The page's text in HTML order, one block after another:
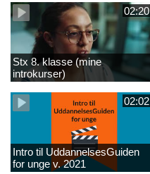
02:20
Stx 8. klasse (mine
introkurser)
02:02
Intro til UddannelsesGuiden
for unge v. 2021